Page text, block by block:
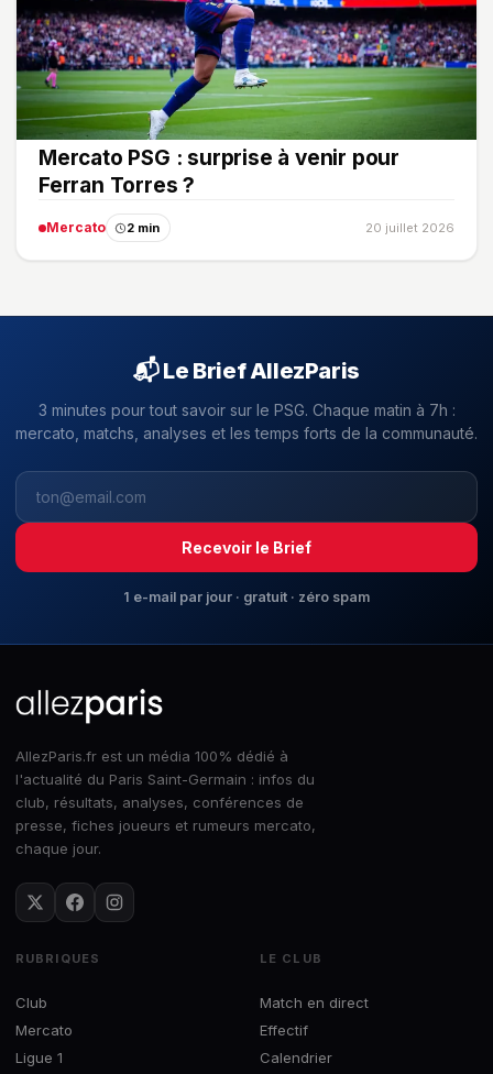
Mercato PSG : surprise à venir pour
Ferran Torres ?
Mercato 2 min 20 juillet 2026
📬 Le Brief AllezParis
3 minutes pour tout savoir sur le PSG. Chaque matin à 7h :
mercato, matchs, analyses et les temps forts de la communauté.
Recevoir le Brief
1 e-mail par jour · gratuit · zéro spam
AllezParis.fr est un média 100% dédié à
l'actualité du Paris Saint-Germain : infos du
club, résultats, analyses, conférences de
presse, fiches joueurs et rumeurs mercato,
chaque jour.
RUBRIQUES
Club
Mercato
Ligue 1
LE CLUB
Match en direct
Effectif
Calendrier